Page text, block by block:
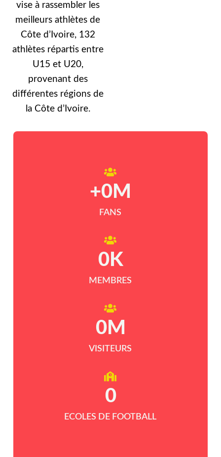
vise à rassembler les
meilleurs athlètes de
Côte d’Ivoire, 132
athlètes répartis entre
U15 et U20,
provenant des
différentes régions de
la Côte d’Ivoire.
FANS
+0 M
MEMBRES
0K
VISITEURS
0M
ECOLES DE FOOTBALL
0